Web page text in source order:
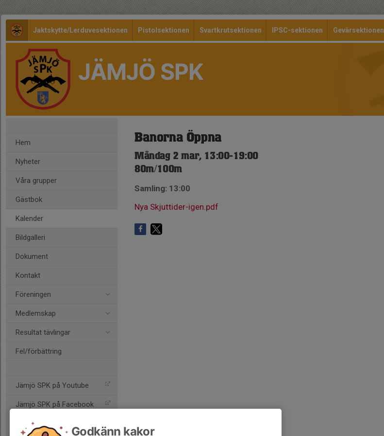
Jaktskytte/Lerduvesektionen Pistolsektionen Svartkrutsektionen IPSC-sektionen Gevärsektionen
JÄMJÖ SPK
Hem
Nyheter
Våra grupper
Gästbok
Kalender
Bildgalleri
Dokument
Kontakt
Föreningen
Medlemskap
Resultat tävlingar
Fel/förbättring
Jämjö SPK på Youtube
Jämjö SPK på Facebook
Jämjö SPK på Instagram
Banorna Öppna
Måndag 2 mar, 13:00-19:00
80m/100m
Samling: 13:00
Nya Skjuttider-igen.pdf
Godkänn kakor